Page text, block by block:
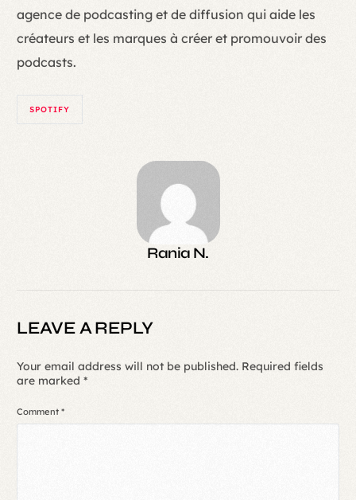
agence de podcasting et de diffusion qui aide les
créateurs et les marques à créer et promouvoir des
podcasts.
SPOTIFY
Rania N.
LEAVE A REPLY
Your email address will not be published. Required fields
are marked*
Comment*